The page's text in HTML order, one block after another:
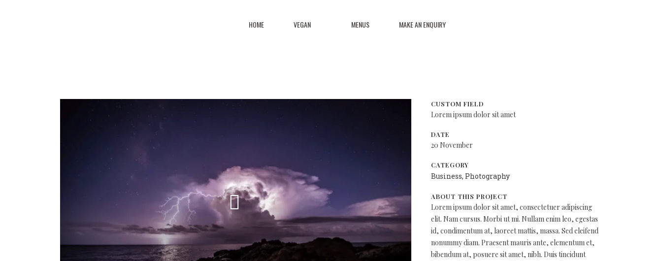
HOME VEGAN MENUS MAKE AN ENQUIRY
CUSTOM FIELD
Lorem ipsum dolor sit amet
DATE
20 November
CATEGORY
Business, Photography
ABOUT THIS PROJECT
Lorem ipsum dolor sit amet, consectetuer adipiscing
elit. Nam cursus. Morbi ut mi. Nullam enim leo, egestas
id, condimentum at, laoreet mattis, massa. Sed eleifend
nonummy diam. Praesent mauris ante, elementum et,
bibendum at, posuere sit amet, nibh. Duis tincidunt